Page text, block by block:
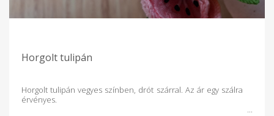
Horgolt tulipán
Horgolt tulipán vegyes színben, drót szárral. Az ár egy szálra
érvényes.